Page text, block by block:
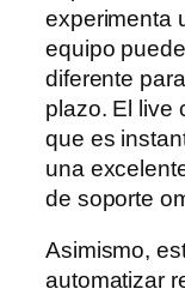
experimenta
equipo
diferente
plazo. El live
que es
una
de soporte
Asimismo,
automatizar